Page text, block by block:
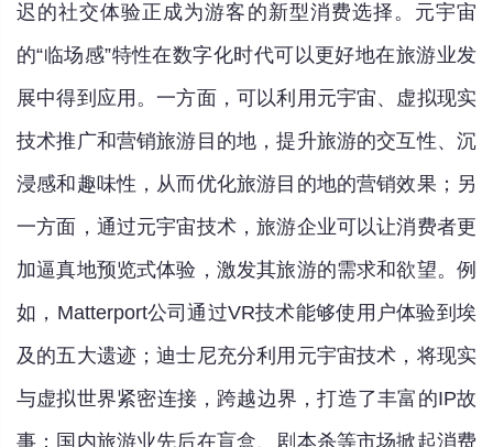
迟的社交体验正成为游客的新型消费选择。元宇宙
的“临场感”特性在数字化时代可以更好地在旅游业发
展中得到应用。一方面，可以利用元宇宙、虚拟现实
技术推广和营销旅游目的地，提升旅游的交互性、沉
浸感和趣味性，从而优化旅游目的地的营销效果；另
一方面，通过元宇宙技术，旅游企业可以让消费者更
加逼真地预览式体验，激发其旅游的需求和欲望。例
如，Matterport公司通过VR技术能够使用户体验到埃
及的五大遗迹；迪士尼充分利用元宇宙技术，将现实
与虚拟世界紧密连接，跨越边界，打造了丰富的IP故
事；国内旅游业先后在盲盒、剧本杀等市场掀起消费